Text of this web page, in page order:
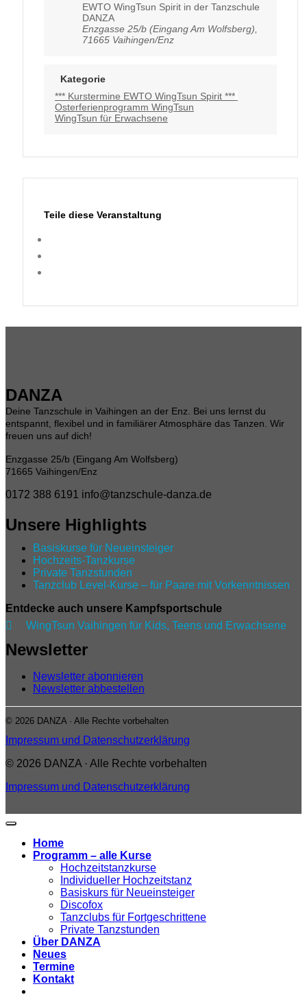
EWTO WingTsun Spirit in der Tanzschule
DANZA
Enzgasse 25/b (Eingang Am Wolfsberg),
71665 Vaihingen/Enz
Kategorie
*** Kurstermine EWTO WingTsun Spirit ***
Osterferienprogramm WingTsun
WingTsun für Erwachsene
Teile diese Veranstaltung
DANZA
Deine Tanzschule in Vaihingen an der Enz. Bei uns lernst du
entspannt, flexibel und in familiärer Atmosphäre das Tanzen. Wir
freuen uns auf dich!
Enzgasse 25/b (Eingang Am Wolfsberg)
71665 Vaihingen/Enz
0172 388 6191 info@tanzschule-danza.de
Unsere Highlights
Basiskurse für Neueinsteiger
Hochzeits-Tanzkurse
Private Tanzstunden
Tanzclub Level‑Kurse – für Paare mit Vorkenntnissen
Entdecke auch unsere Kampfsportschule

WingTsun Vaihingen für Kids, Teens und Erwachsene
Newsletter
Newsletter abonnieren
Newsletter abbestellen
© 2026 DANZA · Alle Rechte vorbehalten
Impressum und Datenschutzerklärung
© 2026 DANZA · Alle Rechte vorbehalten
Impressum und Datenschutzerklärung
Home
Programm – alle Kurse
Hochzeitstanzkurse
Individueller Hochzeitstanz
Basiskurs für Neueinsteiger
Discofox
Tanzclubs für Fortgeschrittene
Private Tanzstunden
Über DANZA
Neues
Termine
Kontakt